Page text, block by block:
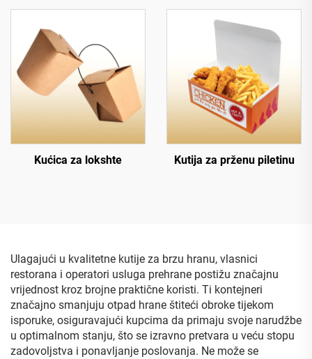
Kućica za lokshte Kutija za prženu piletinu
Ulagajući u kvalitetne kutije za brzu hranu, vlasnici
restorana i operatori usluga prehrane postižu značajnu
vrijednost kroz brojne praktične koristi. Ti kontejneri
značajno smanjuju otpad hrane štiteći obroke tijekom
isporuke, osiguravajući kupcima da primaju svoje narudžbe
u optimalnom stanju, što se izravno pretvara u veću stopu
zadovoljstva i ponavljanje poslovanja. Ne može se